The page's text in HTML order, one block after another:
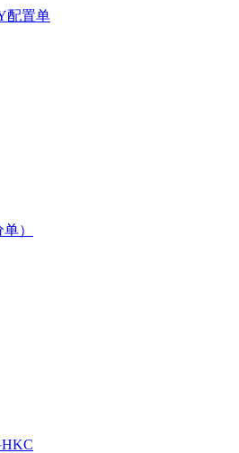
配置单
）